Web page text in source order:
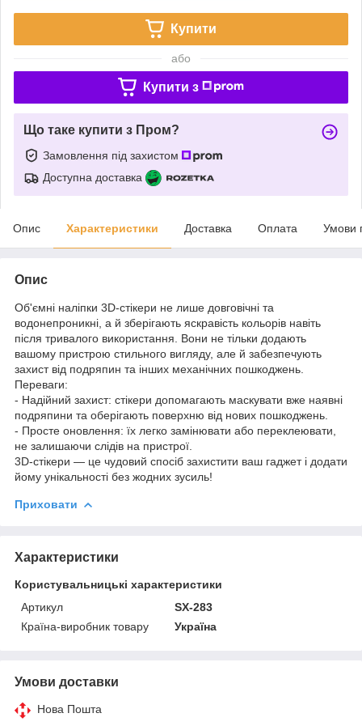
Купити
або
Купити з
Що таке купити з Пром?
Замовлення під захистом
Доступна доставка
Опис Характеристики Доставка Оплата Умови
Опис
Об'ємні наліпки 3D-стікери не лише довговічні та
водонепроникні, а й зберігають яскравість кольорів навіть
після тривалого використання. Вони не тільки додають
вашому пристрою стильного вигляду, але й забезпечують
захист від подряпин та інших механічних пошкоджень.
Переваги:
- Надійний захист: стікери допомагають маскувати вже наявні
подряпини та оберігають поверхню від нових пошкоджень.
- Просте оновлення: їх легко замінювати або переклеювати,
не залишаючи слідів на пристрої.
3D-стікери — це чудовий спосіб захистити ваш гаджет і додати
йому унікальності без жодних зусиль!
Приховати
Характеристики
Користувальницькі характеристики
Артикул
SX-283
Країна-виробник товару
Україна
Умови доставки
Нова Пошта